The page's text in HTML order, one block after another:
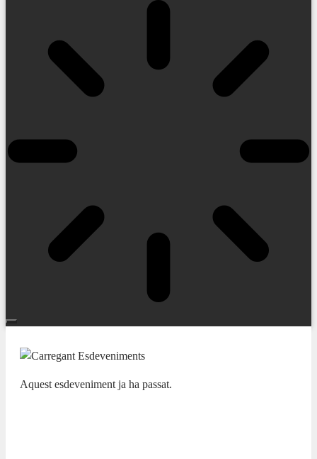
Aquest esdeveniment ja ha passat.